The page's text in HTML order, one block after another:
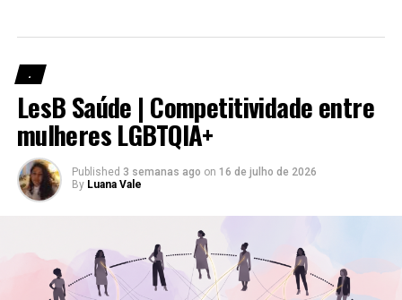
Compartilhe isso:
.
LesB Saúde | Competitividade entre
mulheres LGBTQIA+
Published 3 semanas ago on 16 de julho de 2026
By Luana Vale